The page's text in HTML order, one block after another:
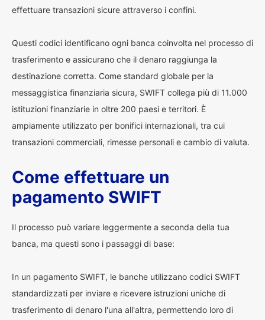
effettuare transazioni sicure attraverso i confini.
Questi codici identificano ogni banca coinvolta nel processo di
trasferimento e assicurano che il denaro raggiunga la
destinazione corretta. Come standard globale per la
messaggistica finanziaria sicura, SWIFT collega più di 11.000
istituzioni finanziarie in oltre 200 paesi e territori. È
ampiamente utilizzato per bonifici internazionali, tra cui
transazioni commerciali, rimesse personali e cambio di valuta.
Come effettuare un
pagamento SWIFT
Il processo può variare leggermente a seconda della tua
banca, ma questi sono i passaggi di base:
In un pagamento SWIFT, le banche utilizzano codici SWIFT
standardizzati per inviare e ricevere istruzioni uniche di
trasferimento di denaro l'una all'altra, permettendo loro di